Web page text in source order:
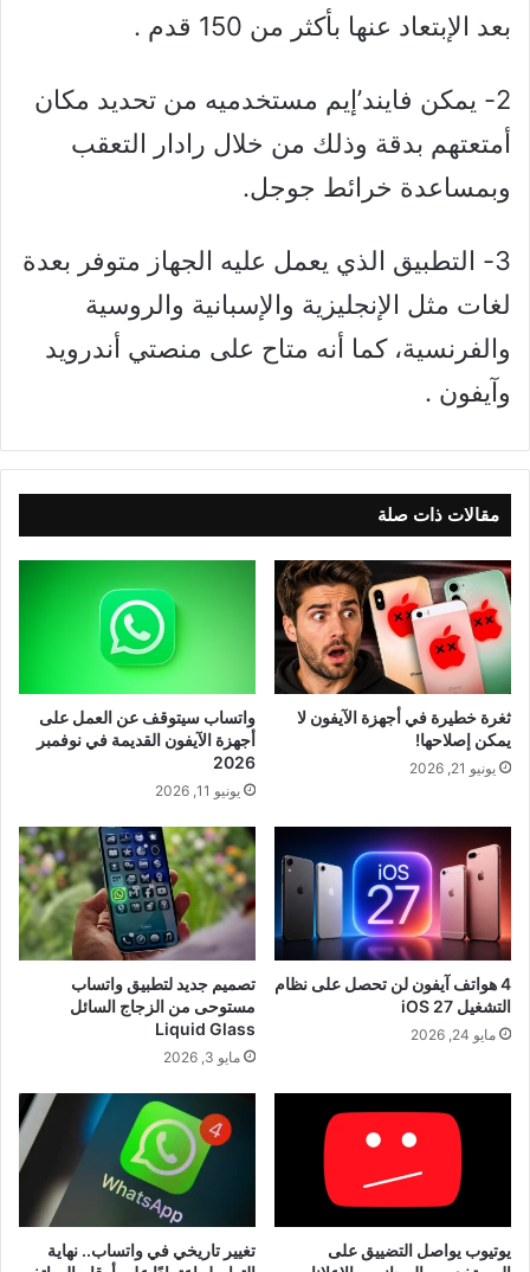
بعد الإبتعاد عنها بأكثر من 150 قدم .
2- يمكن فايند’إيم مستخدميه من تحديد مكان
أمتعتهم بدقة وذلك من خلال رادار التعقب
وبمساعدة خرائط جوجل.
3- التطبيق الذي يعمل عليه الجهاز متوفر بعدة
لغات مثل الإنجليزية والإسبانية والروسية
والفرنسية، كما أنه متاح على منصتي أندرويد
وآيفون .
مقالات ذات صلة
ثغرة خطيرة في أجهزة الآيفون لا
يمكن إصلاحها!
يونيو 21, 2026
واتساب سيتوقف عن العمل على
أجهزة الآيفون القديمة في نوفمبر
2026
يونيو 11, 2026
4 هواتف آيفون لن تحصل على نظام
التشغيل iOS 27
مايو 24, 2026
تصميم جديد لتطبيق واتساب
مستوحى من الزجاج السائل
Liquid Glass
مايو 3, 2026
يوتيوب يواصل التضييق على
تغيير تاريخي في واتساب.. نهاية